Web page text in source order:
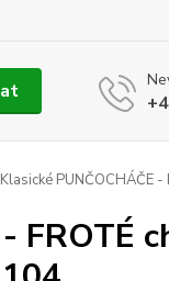
Klasické PUNČOCHÁČE
FROTÉ